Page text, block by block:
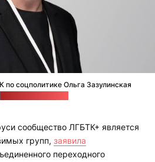
соцполитике Ольга Зазулинская
сообщество ЛГБТК+ является
групп, заявила
переходного